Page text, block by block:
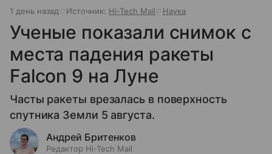
1 день назад Источник: Hi-Tech Mail Наука
Ученые показали снимок с
места падения ракеты
Falcon 9 на Луне
Часты ракеты врезалась в поверхность
спутника Земли 5 августа.
Андрей Бритенков
Редактор Hi-Tech Mail